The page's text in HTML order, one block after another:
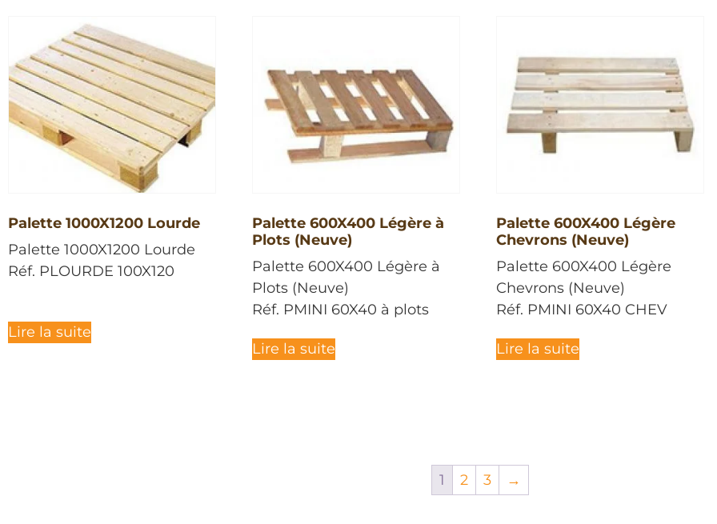
Palette 1000X1200 Lourde
Palette 1000X1200 Lourde
Réf. PLOURDE 100X120
Lire la suite
Palette 600X400 Légère à
Plots (Neuve)
Palette 600X400 Légère à
Plots (Neuve)
Réf. PMINI 60X40 à plots
Lire la suite
Palette 600X400 Légère
Chevrons (Neuve)
Palette 600X400 Légère
Chevrons (Neuve)
Réf. PMINI 60X40 CHEV
Lire la suite
1 2 3 →